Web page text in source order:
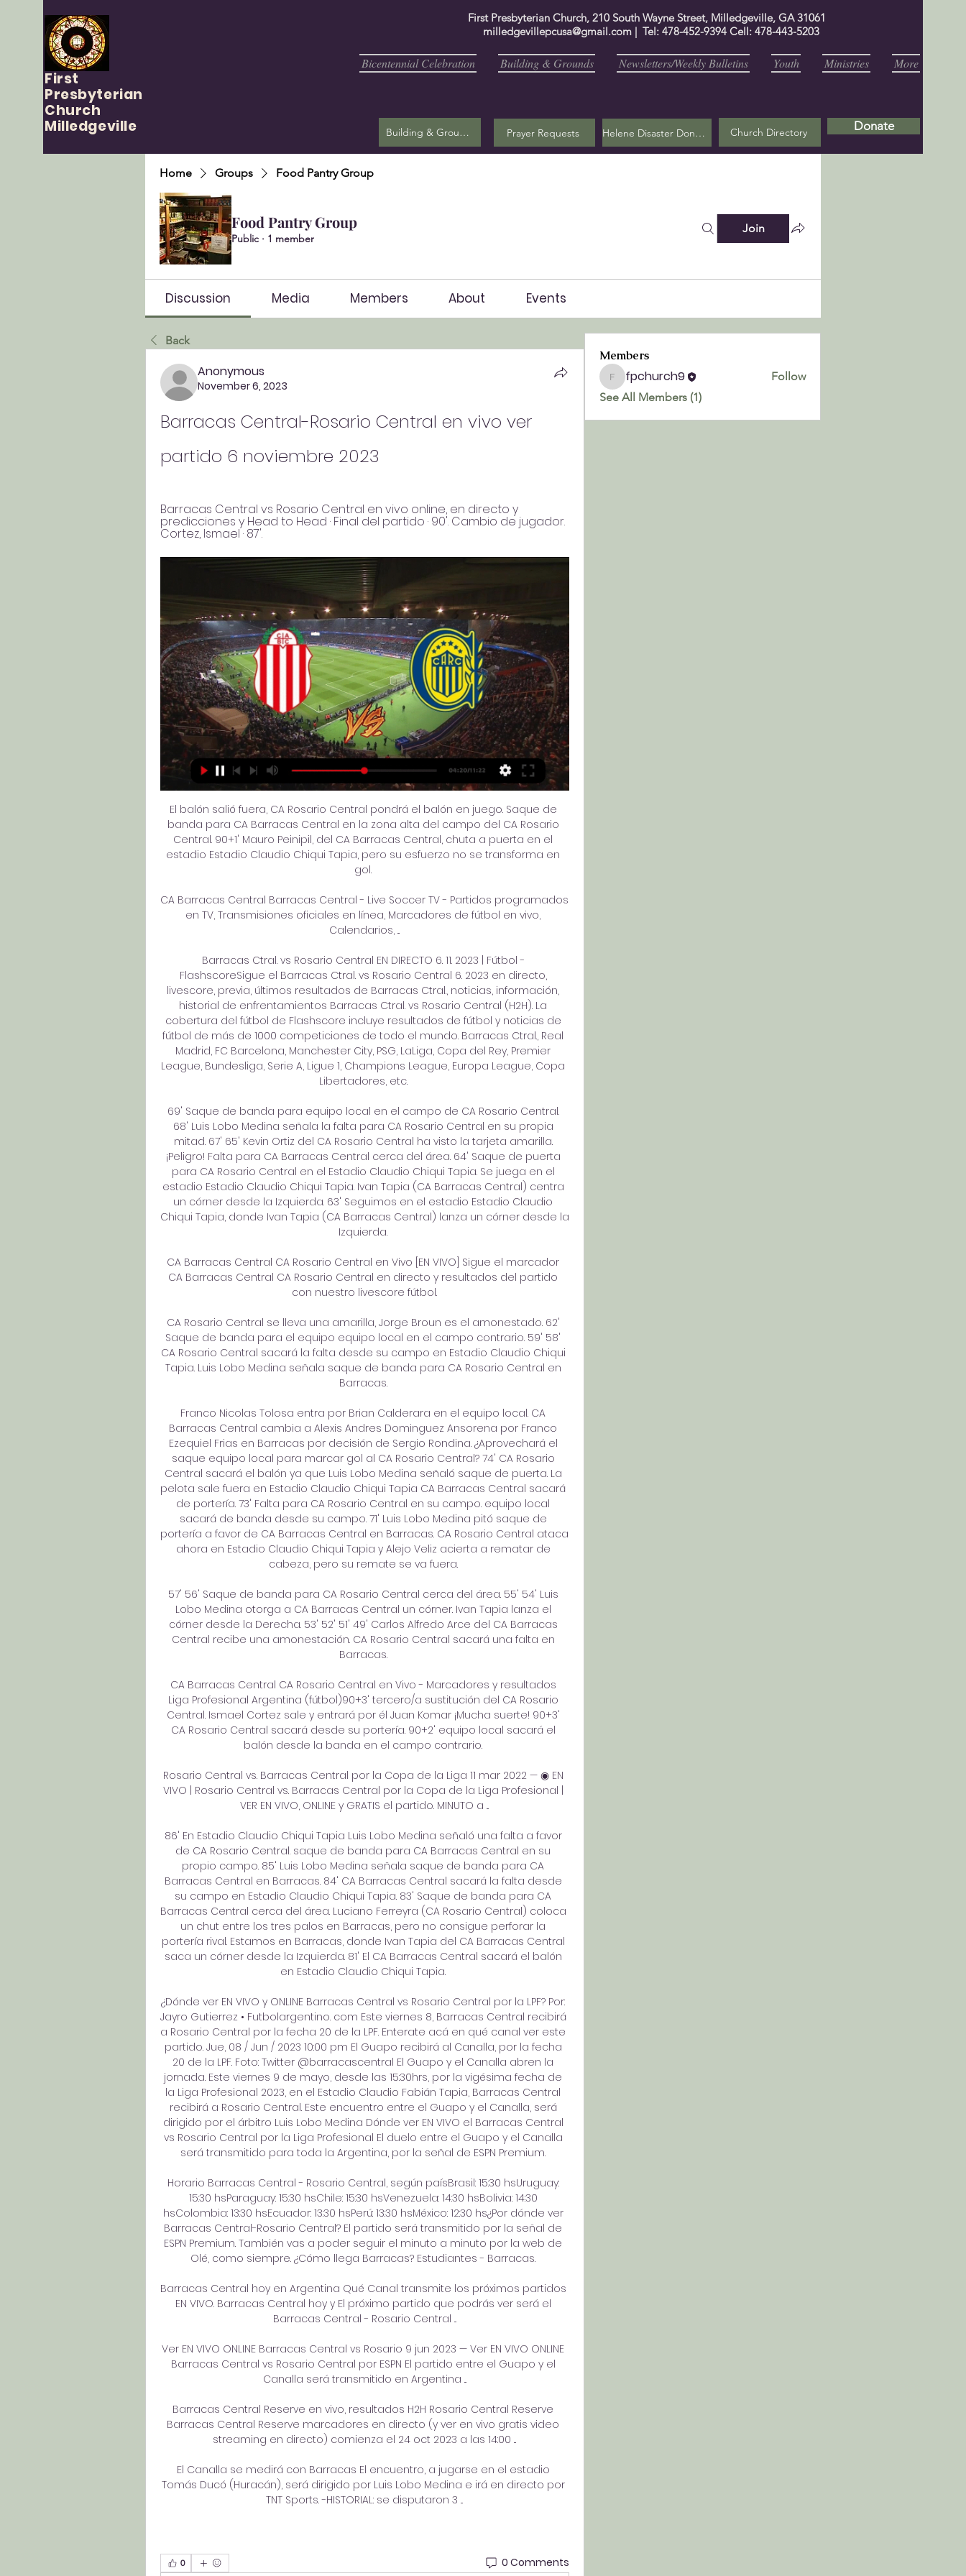
First
Presbyterian
Church
Milledgeville
First Presbyterian Church, 210 South Wayne Street, Milledgeville, GA 31061
milledgevillepcusa@gmail.com | Tel: 478-452-9394 Cell: 478-443-5203
Bicentennial Celebration Building & Grounds Newsletters/Weekly Bulletins Youth Ministries More
Building & Grounds Prayer Requests Helene Disaster Donation Church Directory Donate
Home Groups Food Pantry Group
Food Pantry Group
Public · 1 member
Join
Discussion Media Members About Events
Back
Anonymous
November 6, 2023
Barracas Central-Rosario Central en vivo ver
partido 6 noviembre 2023
Barracas Central vs Rosario Central en vivo online, en directo y
predicciones y Head to Head · Final del partido · 90'. Cambio de jugador.
Cortez, Ismael · 87'.
El balón salió fuera, CA Rosario Central pondrá el balón en juego. Saque de
banda para CA Barracas Central en la zona alta del campo del CA Rosario
Central. 90+1' Mauro Peinipil, del CA Barracas Central, chuta a puerta en el
estadio Estadio Claudio Chiqui Tapia, pero su esfuerzo no se transforma en
gol.
CA Barracas Central Barracas Central - Live Soccer TV - Partidos programados
en TV, Transmisiones oficiales en línea, Marcadores de fútbol en vivo,
Calendarios, ...
Barracas Ctral. vs Rosario Central EN DIRECTO 6. 11. 2023 | Fútbol -
FlashscoreSigue el Barracas Ctral. vs Rosario Central 6. 2023 en directo,
livescore, previa, últimos resultados de Barracas Ctral., noticias, información,
historial de enfrentamientos Barracas Ctral. vs Rosario Central (H2H). La
cobertura del fútbol de Flashscore incluye resultados de fútbol y noticias de
fútbol de más de 1000 competiciones de todo el mundo. Barracas Ctral., Real
Madrid, FC Barcelona, Manchester City, PSG, LaLiga, Copa del Rey, Premier
League, Bundesliga, Serie A, Ligue 1, Champions League, Europa League, Copa
Libertadores, etc.
69' Saque de banda para equipo local en el campo de CA Rosario Central.
68' Luis Lobo Medina señala la falta para CA Rosario Central en su propia
mitad. 67' 65' Kevin Ortiz del CA Rosario Central ha visto la tarjeta amarilla.
¡Peligro! Falta para CA Barracas Central cerca del área. 64' Saque de puerta
para CA Rosario Central en el Estadio Claudio Chiqui Tapia. Se juega en el
estadio Estadio Claudio Chiqui Tapia. Ivan Tapia (CA Barracas Central) centra
un córner desde la Izquierda. 63' Seguimos en el estadio Estadio Claudio
Chiqui Tapia, donde Ivan Tapia (CA Barracas Central) lanza un córner desde la
Izquierda.
CA Barracas Central CA Rosario Central en Vivo [EN VIVO] Sigue el marcador
CA Barracas Central CA Rosario Central en directo y resultados del partido
con nuestro livescore fútbol.
CA Rosario Central se lleva una amarilla, Jorge Broun es el amonestado. 62'
Saque de banda para el equipo equipo local en el campo contrario. 59' 58'
CA Rosario Central sacará la falta desde su campo en Estadio Claudio Chiqui
Tapia. Luis Lobo Medina señala saque de banda para CA Rosario Central en
Barracas.
Franco Nicolas Tolosa entra por Brian Calderara en el equipo local. CA
Barracas Central cambia a Alexis Andres Dominguez Ansorena por Franco
Ezequiel Frias en Barracas por decisión de Sergio Rondina. ¿Aprovechará el
saque equipo local para marcar gol al CA Rosario Central? 74' CA Rosario
Central sacará el balón ya que Luis Lobo Medina señaló saque de puerta. La
pelota sale fuera en Estadio Claudio Chiqui Tapia CA Barracas Central sacará
de portería. 73' Falta para CA Rosario Central en su campo. equipo local
sacará de banda desde su campo. 71' Luis Lobo Medina pitó saque de
portería a favor de CA Barracas Central en Barracas. CA Rosario Central ataca
ahora en Estadio Claudio Chiqui Tapia y Alejo Veliz acierta a rematar de
cabeza, pero su remate se va fuera.
57' 56' Saque de banda para CA Rosario Central cerca del área. 55' 54' Luis
Lobo Medina otorga a CA Barracas Central un córner. Ivan Tapia lanza el
córner desde la Derecha. 53' 52' 51' 49' Carlos Alfredo Arce del CA Barracas
Central recibe una amonestación. CA Rosario Central sacará una falta en
Barracas.
CA Barracas Central CA Rosario Central en Vivo - Marcadores y resultados
Liga Profesional Argentina (fútbol)90+3' tercero/a sustitución del CA Rosario
Central. Ismael Cortez sale y entrará por él Juan Komar ¡Mucha suerte! 90+3'
CA Rosario Central sacará desde su portería. 90+2' equipo local sacará el
balón desde la banda en el campo contrario.
Rosario Central vs. Barracas Central por la Copa de la Liga 11 mar 2022 — ◉ EN
VIVO | Rosario Central vs. Barracas Central por la Copa de la Liga Profesional |
VER EN VIVO, ONLINE y GRATIS el partido. MINUTO a ...
86' En Estadio Claudio Chiqui Tapia Luis Lobo Medina señaló una falta a favor
de CA Rosario Central. saque de banda para CA Barracas Central en su
propio campo. 85' Luis Lobo Medina señala saque de banda para CA
Barracas Central en Barracas. 84' CA Barracas Central sacará la falta desde
su campo en Estadio Claudio Chiqui Tapia. 83' Saque de banda para CA
Barracas Central cerca del área. Luciano Ferreyra (CA Rosario Central) coloca
un chut entre los tres palos en Barracas, pero no consigue perforar la
portería rival. Estamos en Barracas, donde Ivan Tapia del CA Barracas Central
saca un córner desde la Izquierda. 81' El CA Barracas Central sacará el balón
en Estadio Claudio Chiqui Tapia.
¿Dónde ver EN VIVO y ONLINE Barracas Central vs Rosario Central por la LPF? Por:
Jayro Gutierrez • Futbolargentino. com Este viernes 8, Barracas Central recibirá
a Rosario Central por la fecha 20 de la LPF. Enterate acá en qué canal ver este
partido. Jue, 08 / Jun / 2023 10:00 pm El Guapo recibirá al Canalla, por la fecha
20 de la LPF. Foto: Twitter @barracascentral El Guapo y el Canalla abren la
jornada. Este viernes 9 de mayo, desde las 15:30hrs, por la vigésima fecha de
la Liga Profesional 2023, en el Estadio Claudio Fabián Tapia, Barracas Central
recibirá a Rosario Central. Este encuentro entre el Guapo y el Canalla, será
dirigido por el árbitro Luis Lobo Medina Dónde ver EN VIVO el Barracas Central
vs Rosario Central por la Liga Profesional El duelo entre el Guapo y el Canalla
será transmitido para toda la Argentina, por la señal de ESPN Premium.
Horario Barracas Central - Rosario Central, según paísBrasil: 15:30 hsUruguay:
15:30 hsParaguay: 15:30 hsChile: 15:30 hsVenezuela: 14:30 hsBolivia: 14:30
hsColombia: 13:30 hsEcuador: 13:30 hsPerú: 13:30 hsMéxico: 12:30 hs¿Por dónde ver
Barracas Central-Rosario Central? El partido será transmitido por la señal de
ESPN Premium. También vas a poder seguir el minuto a minuto por la web de
Olé, como siempre. ¿Cómo llega Barracas? Estudiantes - Barracas.
Barracas Central hoy en Argentina Qué Canal transmite los próximos partidos
EN VIVO. Barracas Central hoy y El próximo partido que podrás ver será el
Barracas Central - Rosario Central ...
Ver EN VIVO ONLINE Barracas Central vs Rosario 9 jun 2023 — Ver EN VIVO ONLINE
Barracas Central vs Rosario Central por ESPN El partido entre el Guapo y el
Canalla será transmitido en Argentina ...
Barracas Central Reserve en vivo, resultados H2H Rosario Central Reserve
Barracas Central Reserve marcadores en directo (y ver en vivo gratis video
streaming en directo) comienza el 24 oct 2023 a las 14:00 ...
El Canalla se medirá con Barracas El encuentro, a jugarse en el estadio
Tomás Ducó (Huracán), será dirigido por Luis Lobo Medina e irá en directo por
TNT Sports. -HISTORIAL: se disputaron 3 ...
0 0 Comments
Members
fpchurch9
fpchurch9
Follow
See All Members (1)